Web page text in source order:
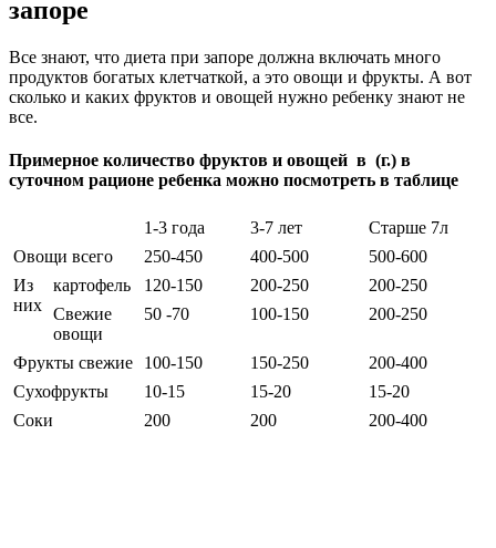
запоре
Все знают, что диета при запоре должна включать много
продуктов богатых клетчаткой, а это овощи и фрукты. А вот
сколько и каких фруктов и овощей нужно ребенку знают не
все.
Примерное количество фруктов и овощей в (г.) в
суточном рационе ребенка можно посмотреть в таблице
1-3 года 3-7 лет
Старше 7л
Овощи всего
250-450 400-500
500-600
Из
них
картофель 120-150 200-250
200-250
Свежие
овощи
50 -70 100-150 200-250
Фрукты свежие 100-150 150-250
200-400
Сухофрукты
10-15 15-20
15-20
Cоки
200 200 200-400